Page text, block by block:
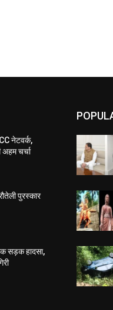
नेटवर्क,
अहम चर्चा
पुरस्कार
सड़क हादसा,